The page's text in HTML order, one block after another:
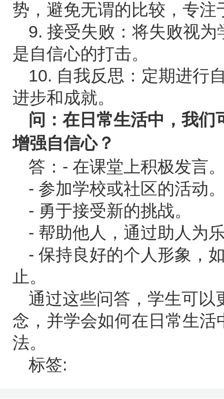
势，避免无谓的比较，专注
9. 接受失败：将失败视为
是自信心的打击。
10. 自我反思：定期进行
进步和成就。
问：在日常生活中，我们
增强自信心？
答：- 在课堂上积极发言
- 参加学校或社区的活动
- 勇于接受新的挑战。
- 帮助他人，通过助人为
- 保持良好的个人形象，
止。
通过这些问答，学生可以
念，并学会如何在日常生活
法。
标签: